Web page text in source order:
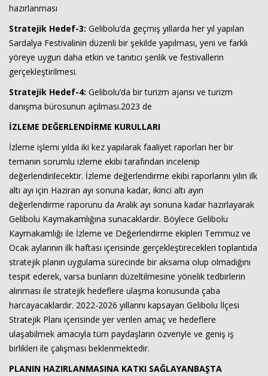
hazırlanması
Stratejik Hedef-3: Gelibolu’da geçmiş yıllarda her yıl yapılan
Sardalya Festivalinin düzenli bir şekilde yapılması, yeni ve farklı
yöreye uygun daha etkin ve tanıtıcı şenlik ve festivallerin
gerçekleştirilmesi.
Stratejik Hedef-4: Gelibolu’da bir turizm ajansı ve turizm
danışma bürosunun açılması.2023 de
İZLEME DEĞERLENDİRME KURULLARI
İzleme işlemi yılda iki kez yapılarak faaliyet raporları her bir
temanın sorumlu izleme ekibi tarafından incelenip
değerlendirilecektir. İzleme değerlendirme ekibi raporlarını yılın ilk
altı ayı için Haziran ayı sonuna kadar, ikinci altı ayın
değerlendirme raporunu da Aralık ayı sonuna kadar hazırlayarak
Gelibolu Kaymakamlığına sunacaklardır. Böylece Gelibolu
Kaymakamlığı ile İzleme ve Değerlendirme ekipleri Temmuz ve
Ocak aylarının ilk haftası içerisinde gerçekleştirecekleri toplantıda
stratejik planın uygulama sürecinde bir aksama olup olmadığını
tespit ederek, varsa bunların düzeltilmesine yönelik tedbirlerin
alınması ile stratejik hedeflere ulaşma konusunda çaba
harcayacaklardır. 2022-2026 yıllarını kapsayan Gelibolu İlçesi
Stratejik Planı içerisinde yer verilen amaç ve hedeflere
ulaşabilmek amacıyla tüm paydaşların özveriyle ve geniş iş
birlikleri ile çalışması beklenmektedir.
PLANIN HAZIRLANMASINA KATKI SAĞLAYANBAŞTA